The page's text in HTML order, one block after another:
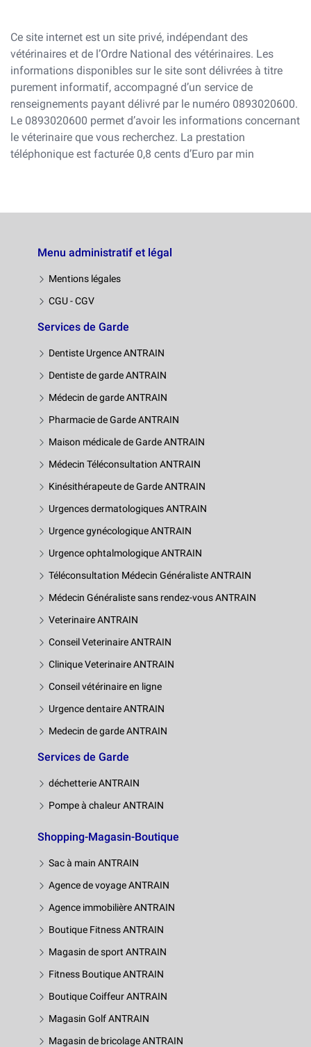
Ce site internet est un site privé, indépendant des
vétérinaires et de l’Ordre National des vétérinaires. Les
informations disponibles sur le site sont délivrées à titre
purement informatif, accompagné d’un service de
renseignements payant délivré par le numéro 0893020600.
Le 0893020600 permet d’avoir les informations concernant
le véterinaire que vous recherchez. La prestation
téléphonique est facturée 0,8 cents d’Euro par min
Menu administratif et légal
Mentions légales
CGU - CGV
Services de Garde
Dentiste Urgence ANTRAIN
Dentiste de garde ANTRAIN
Médecin de garde ANTRAIN
Pharmacie de Garde ANTRAIN
Maison médicale de Garde ANTRAIN
Médecin Téléconsultation ANTRAIN
Kinésithérapeute de Garde ANTRAIN
Urgences dermatologiques ANTRAIN
Urgence gynécologique ANTRAIN
Urgence ophtalmologique ANTRAIN
Téléconsultation Médecin Généraliste ANTRAIN
Médecin Généraliste sans rendez-vous ANTRAIN
Veterinaire ANTRAIN
Conseil Veterinaire ANTRAIN
Clinique Veterinaire ANTRAIN
Conseil vétérinaire en ligne
Urgence dentaire ANTRAIN
Medecin de garde ANTRAIN
Services de Garde
déchetterie ANTRAIN
Pompe à chaleur ANTRAIN
Shopping-Magasin-Boutique
Sac à main ANTRAIN
Agence de voyage ANTRAIN
Agence immobilière ANTRAIN
Boutique Fitness ANTRAIN
Magasin de sport ANTRAIN
Fitness Boutique ANTRAIN
Boutique Coiffeur ANTRAIN
Magasin Golf ANTRAIN
Magasin de bricolage ANTRAIN